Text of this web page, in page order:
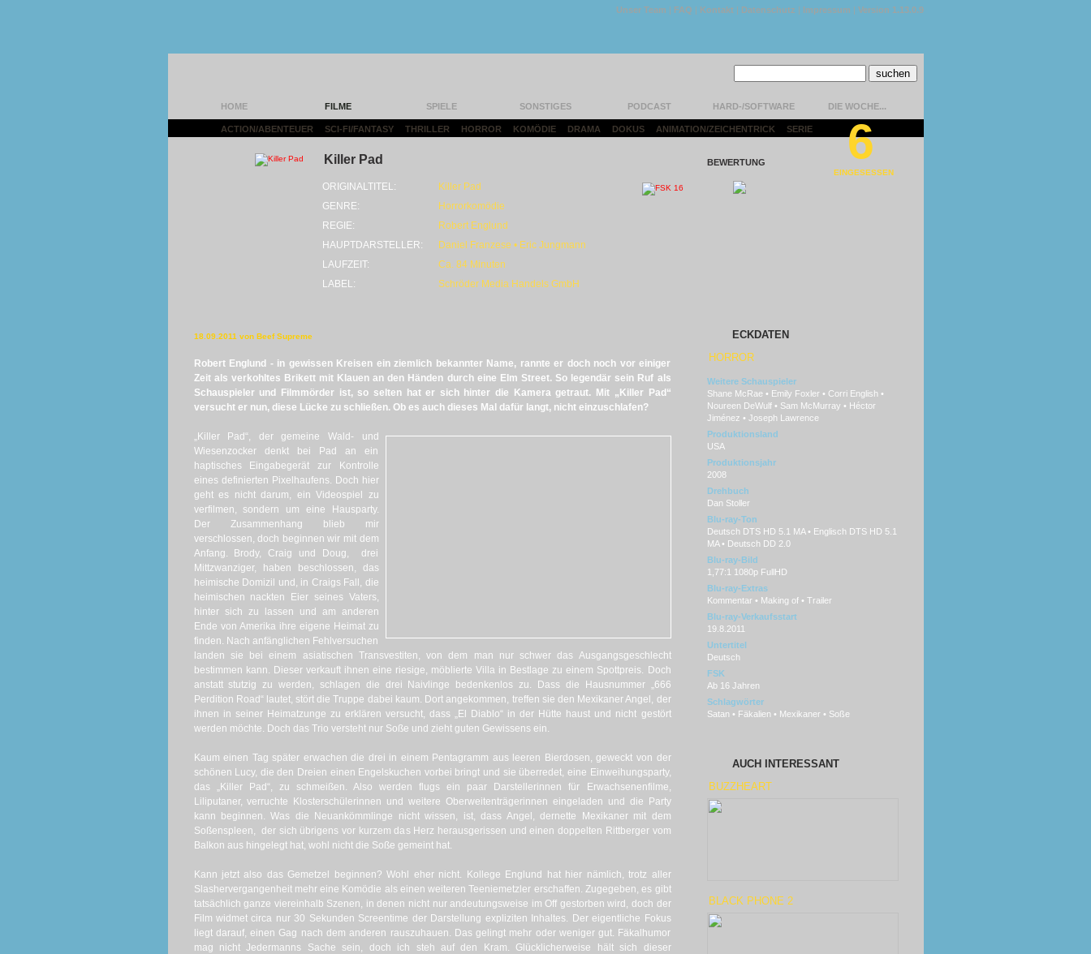
Unser Team | FAQ | Kontakt | Datenschutz | Impressum | Version 1.13.0.9
HOME FILME SPIELE SONSTIGES PODCAST HARD-/SOFTWARE DIE WOCHE...
ACTION/ABENTEUER SCI-FI/FANTASY THRILLER HORROR KOMÖDIE DRAMA DOKUS ANIMATION/ZEICHENTRICK SERIE
Killer Pad
ORIGINALTITEL:
Killer Pad
GENRE:
Horrorkomödie
REGIE:
Robert Englund
HAUPTDARSTELLER:
Daniel Franzese • Eric Jungmann
LAUFZEIT:
Ca. 84 Minuten
LABEL:
Schröder Media Handels GmbH
BEWERTUNG 6
EINGESESSEN
18.09.2011 von Beef Supreme
Robert Englund - in gewissen Kreisen ein ziemlich bekannter Name, rannte er doch noch vor einiger
Zeit als verkohltes Brikett mit Klauen an den Händen durch eine Elm Street. So legendär sein Ruf als
Schauspieler und Filmmörder ist, so selten hat er sich hinter die Kamera getraut. Mit „Killer Pad“
versucht er nun, diese Lücke zu schließen. Ob es auch dieses Mal dafür langt, nicht einzuschlafen?
„Killer Pad“, der gemeine Wald- und
Wiesenzocker denkt bei Pad an ein
haptisches Eingabegerät zur Kontrolle
eines definierten Pixelhaufens. Doch hier
geht es nicht darum, ein Videospiel zu
verfilmen, sondern um eine Hausparty.
Der Zusammenhang blieb mir
verschlossen, doch beginnen wir mit dem
Anfang. Brody, Craig und Doug, drei
Mittzwanziger, haben beschlossen, das
heimische Domizil und, in Craigs Fall, die
heimischen nackten Eier seines Vaters,
hinter sich zu lassen und am anderen
Ende von Amerika ihre eigene Heimat zu
finden. Nach anfänglichen Fehlversuchen
landen sie bei einem asiatischen Transvestiten, von dem man nur schwer das Ausgangsgeschlecht
bestimmen kann. Dieser verkauft ihnen eine riesige, möblierte Villa in Bestlage zu einem Spottpreis. Doch
anstatt stutzig zu werden, schlagen die drei Naivlinge bedenkenlos zu. Dass die Hausnummer „666
Perdition Road“ lautet, stört die Truppe dabei kaum. Dort angekommen, treffen sie den Mexikaner Angel, der
ihnen in seiner Heimatzunge zu erklären versucht, dass „El Diablo“ in der Hütte haust und nicht gestört
werden möchte. Doch das Trio versteht nur Soße und zieht guten Gewissens ein.
Kaum einen Tag später erwachen die drei in einem Pentagramm aus leeren Bierdosen, geweckt von der
schönen Lucy, die den Dreien einen Engelskuchen vorbei bringt und sie überredet, eine Einweihungsparty,
das „Killer Pad“, zu schmeißen. Also werden flugs ein paar Darstellerinnen für Erwachsenenfilme,
Liliputaner, verruchte Klosterschülerinnen und weitere Oberweitenträgerinnen eingeladen und die Party
kann beginnen. Was die Neuankömmlinge nicht wissen, ist, dass Angel, dernette Mexikaner mit dem
Soßenspleen, der sich übrigens vor kurzem das Herz herausgerissen und einen doppelten Rittberger vom
Balkon aus hingelegt hat, wohl nicht die Soße gemeint hat.
Kann jetzt also das Gemetzel beginnen? Wohl eher nicht. Kollege Englund hat hier nämlich, trotz aller
Slashervergangenheit mehr eine Komödie als einen weiteren Teeniemetzler erschaffen. Zugegeben, es gibt
tatsächlich ganze viereinhalb Szenen, in denen nicht nur andeutungsweise im Off gestorben wird, doch der
Film widmet circa nur 30 Sekunden Screentime der Darstellung expliziten Inhaltes. Der eigentliche Fokus
liegt darauf, einen Gag nach dem anderen rauszuhauen. Das gelingt mehr oder weniger gut. Fäkalhumor
mag nicht Jedermanns Sache sein, doch ich steh auf den Kram. Glücklicherweise hält sich dieser
ECKDATEN
HORROR
Weitere Schauspieler
Shane McRae • Emily Foxler • Corri English •
Noureen DeWulf • Sam McMurray • Héctor
Jiménez • Joseph Lawrence
Produktionsland
USA
Produktionsjahr
2008
Drehbuch
Dan Stoller
Blu-ray-Ton
Deutsch DTS HD 5.1 MA • Englisch DTS HD 5.1
MA • Deutsch DD 2.0
Blu-ray-Bild
1,77:1 1080p FullHD
Blu-ray-Extras
Kommentar • Making of • Trailer
Blu-ray-Verkaufsstart
19.8.2011
Untertitel
Deutsch
FSK
Ab 16 Jahren
Schlagwörter
Satan • Fäkalien • Mexikaner • Soße
AUCH INTERESSANT
BUZZHEART
BLACK PHONE 2